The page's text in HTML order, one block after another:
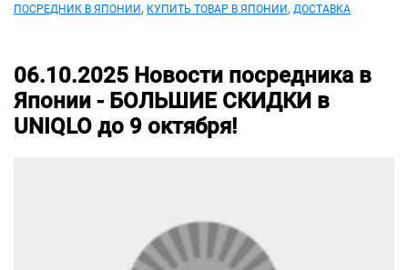
ПОСРЕДНИК В ЯПОНИИ , КУПИТЬ ТОВАР В ЯПОНИИ , ДОСТАВКА
06.10.2025 Новости посредника в
Японии - БОЛЬШИЕ СКИДКИ в
UNIQLO до 9 октября!